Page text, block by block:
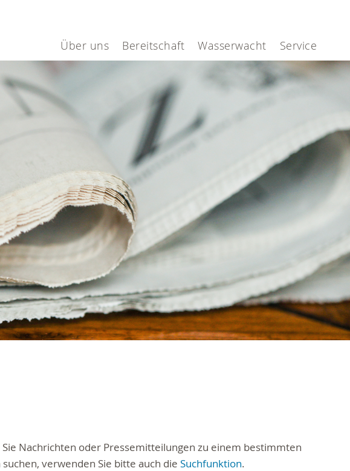
Über uns Bereitschaft Wasserwacht Service
Sie Nachrichten oder Pressemitteilungen zu einem bestimmten
suchen, verwenden Sie bitte auch die Suchfunktion.